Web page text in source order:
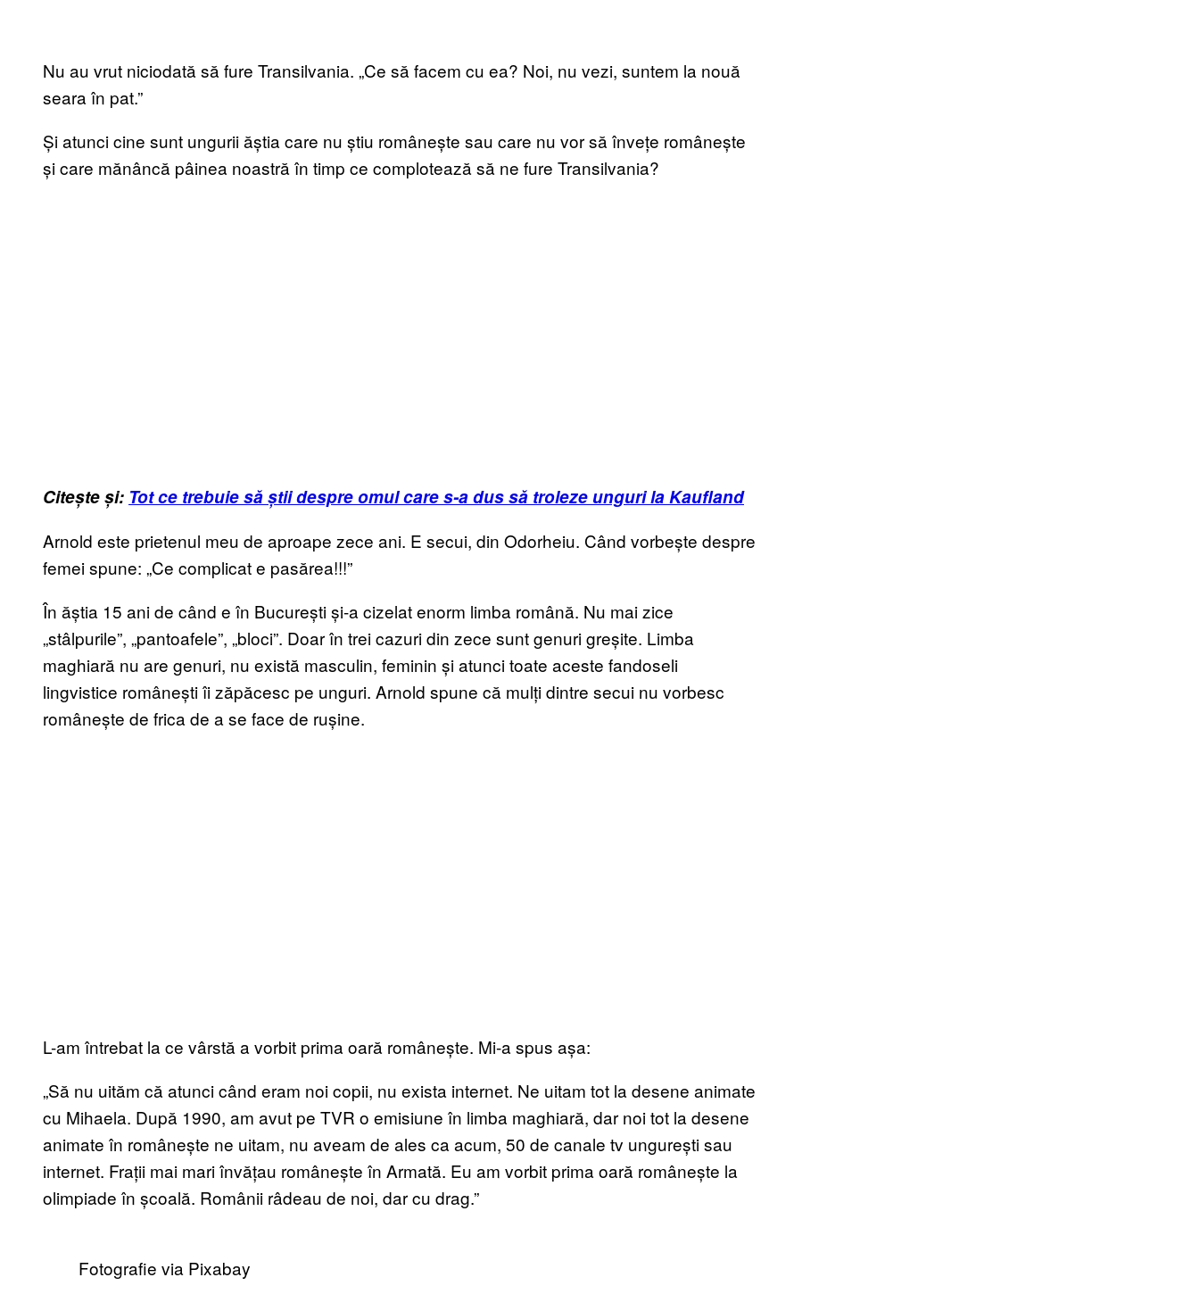
Nu au vrut niciodată să fure Transilvania. „Ce să facem cu ea? Noi, nu vezi, suntem la nouă
seara în pat.”
Și atunci cine sunt ungurii ăștia care nu știu românește sau care nu vor să învețe românește
și care mănâncă pâinea noastră în timp ce complotează să ne fure Transilvania?
Citește și: Tot ce trebuie să știi despre omul care s-a dus să troleze unguri la Kaufland
Arnold este prietenul meu de aproape zece ani. E secui, din Odorheiu. Când vorbește despre
femei spune: „Ce complicat e pasărea!!!”
În ăștia 15 ani de când e în București și-a cizelat enorm limba română. Nu mai zice
„stâlpurile”, „pantoafele”, „bloci”. Doar în trei cazuri din zece sunt genuri greșite. Limba
maghiară nu are genuri, nu există masculin, feminin și atunci toate aceste fandoseli
lingvistice românești îi zăpăcesc pe unguri. Arnold spune că mulți dintre secui nu vorbesc
românește de frica de a se face de rușine.
L-am întrebat la ce vârstă a vorbit prima oară românește. Mi-a spus așa:
„Să nu uităm că atunci când eram noi copii, nu exista internet. Ne uitam tot la desene animate
cu Mihaela. După 1990, am avut pe TVR o emisiune în limba maghiară, dar noi tot la desene
animate în românește ne uitam, nu aveam de ales ca acum, 50 de canale tv ungurești sau
internet. Frații mai mari învățau românește în Armată. Eu am vorbit prima oară românește la
olimpiade în școală. Românii râdeau de noi, dar cu drag.”
Fotografie via Pixabay